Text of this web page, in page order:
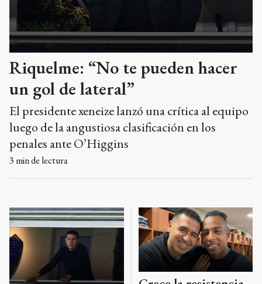
Riquelme: “No te pueden hacer
un gol de lateral”
El presidente xeneize lanzó una crítica al equipo
luego de la angustiosa clasificación en los
penales ante O’Higgins
3 min de lectura